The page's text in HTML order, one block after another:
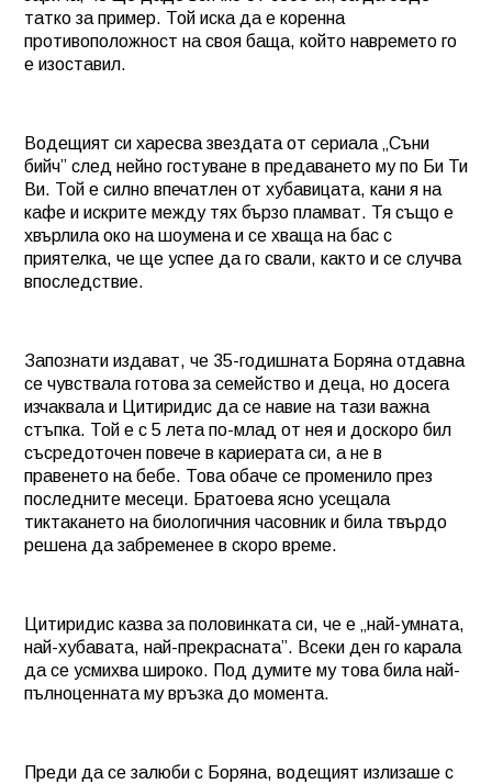
татко за пример. Той иска да е коренна
противоположност на своя баща, който навремето го
е изоставил.
Водещият си харесва звездата от сериала „Съни
бийч” след нейно гостуване в предаването му по Би Ти
Ви. Той е силно впечатлен от хубавицата, кани я на
кафе и искрите между тях бързо пламват. Тя също е
хвърлила око на шоумена и се хваща на бас с
приятелка, че ще успее да го свали, както и се случва
впоследствие.
Запознати издават, че 35-годишната Боряна отдавна
се чувствала готова за семейство и деца, но досега
изчаквала и Цитиридис да се навие на тази важна
стъпка. Той е с 5 лета по-млад от нея и доскоро бил
съсредоточен повече в кариерата си, а не в
правенето на бебе. Това обаче се променило през
последните месеци. Братоева ясно усещала
тиктакането на биологичния часовник и била твърдо
решена да забременее в скоро време.
Цитиридис казва за половинката си, че е „най-умната,
най-хубавата, най-прекрасната”. Всеки ден го карала
да се усмихва широко. Под думите му това била най-
пълноценната му връзка до момента.
Преди да се залюби с Боряна, водещият излизаше с